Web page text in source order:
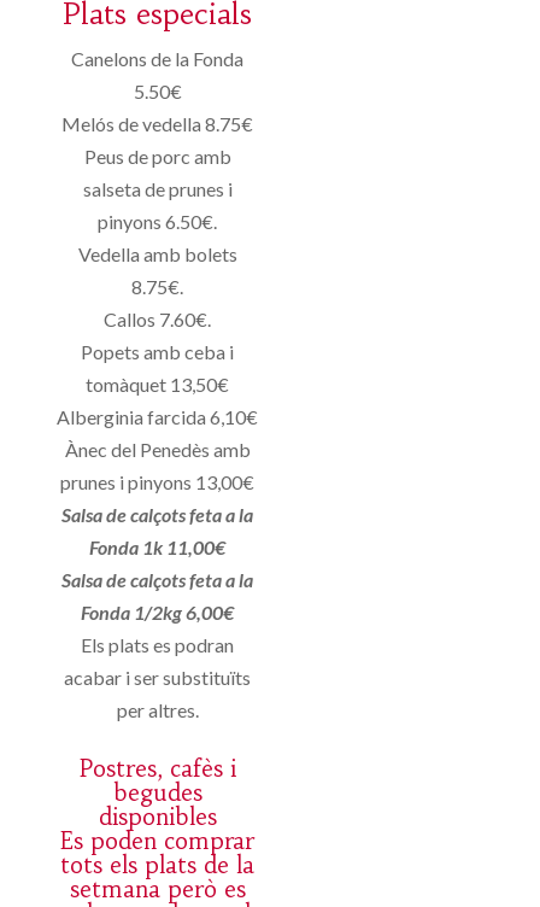
Plats especials
Canelons de la Fonda
5.50€
Melós de vedella 8.75€
Peus de porc amb
salseta de prunes i
pinyons 6.50€.
Vedella amb bolets
8.75€.
Callos 7.60€.
Popets amb ceba i
tomàquet 13,50€
Alberginia farcida 6,10€
Ànec del Penedès amb
prunes i pinyons 13,00€
Salsa de calçots feta a la
Fonda 1k 11,00€
Salsa de calçots feta a la
Fonda 1/2kg 6,00€
Els plats es podran
acabar i ser substituïts
per altres.
Postres, cafès i
begudes
disponibles
Es poden comprar
tots els plats de la
setmana però es